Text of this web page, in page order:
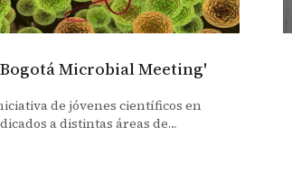
Microbial Meeting'
de jóvenes científicos en
a distintas áreas de